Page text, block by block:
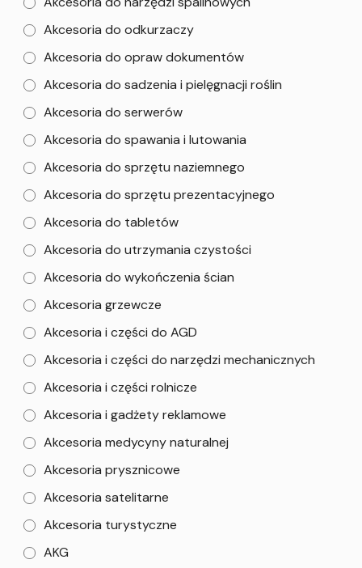
Akcesoria do odkurzaczy
Akcesoria do opraw dokumentów
Akcesoria do sadzenia i pielęgnacji roślin
Akcesoria do serwerów
Akcesoria do spawania i lutowania
Akcesoria do sprzętu naziemnego
Akcesoria do sprzętu prezentacyjnego
Akcesoria do tabletów
Akcesoria do utrzymania czystości
Akcesoria do wykończenia ścian
Akcesoria grzewcze
Akcesoria i części do AGD
Akcesoria i części do narzędzi mechanicznych
Akcesoria i części rolnicze
Akcesoria i gadżety reklamowe
Akcesoria medycyny naturalnej
Akcesoria prysznicowe
Akcesoria satelitarne
Akcesoria turystyczne
AKG